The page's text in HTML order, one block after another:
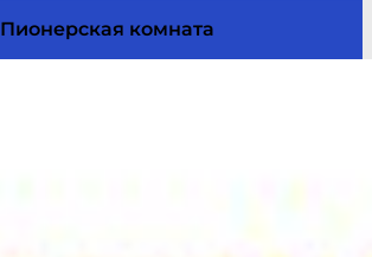
Пионерская комната